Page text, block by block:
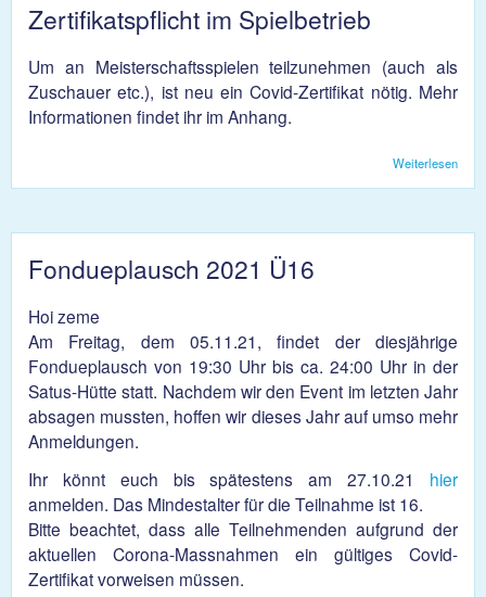
Zertifikatspflicht im Spielbetrieb
Um an Meisterschaftsspielen teilzunehmen (auch als
Zuschauer etc.), ist neu ein Covid-Zertifikat nötig. Mehr
Informationen findet ihr im Anhang.
Weiterlesen
Fondueplausch 2021 Ü16
Hoi zeme
Am Freitag, dem 05.11.21, findet der diesjährige
Fondueplausch von 19:30 Uhr bis ca. 24:00 Uhr in der
Satus-Hütte statt. Nachdem wir den Event im letzten Jahr
absagen mussten, hoffen wir dieses Jahr auf umso mehr
Anmeldungen.
Ihr könnt euch bis spätestens am 27.10.21 hier
anmelden. Das Mindestalter für die Teilnahme ist 16.
Bitte beachtet, dass alle Teilnehmenden aufgrund der
aktuellen Corona-Massnahmen ein gültiges Covid-
Zertifikat vorweisen müssen.